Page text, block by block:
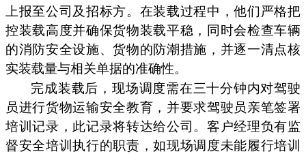
上报至公司及招标方。在装载过程中，他们严格把
控装载高度并确保货物装载平稳，同时会检查车辆
的消防安全设施、货物的防潮措施，并逐一清点核
实装载量与相关单据的准确性。
完成装载后，现场调度需在三十分钟内对驾驶
员进行货物运输安全教育，并要求驾驶员亲笔签署
培训记录，此记录将转达给公司。客户经理负有监
督安全培训执行的职责，如现场调度未能履行培训